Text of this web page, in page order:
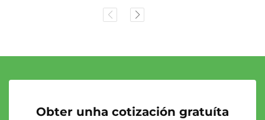
Obter unha cotización gratuíta